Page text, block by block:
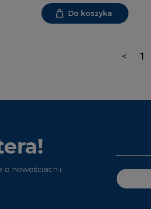
Do koszyka
< 1
o nowościach i